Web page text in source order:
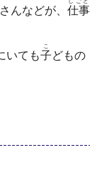
さんなどが、 仕事
しごと
いても子
こ
どもの